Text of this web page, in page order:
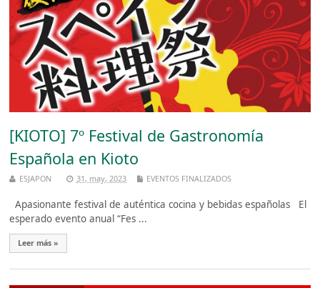
[KIOTO] 7º Festival de Gastronomía
Española en Kioto
ESJAPON 31, may, 2023 EVENTOS FINALIZADOS
Apasionante festival de auténtica cocina y bebidas españolas El
esperado evento anual “Fes ...
Leer más »